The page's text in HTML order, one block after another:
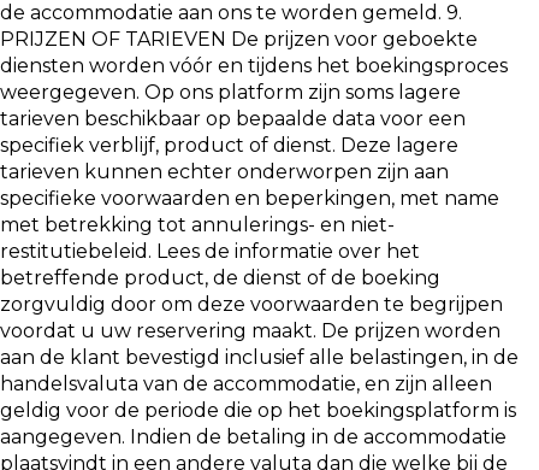
de accommodatie aan ons te worden gemeld. 9.
PRIJZEN OF TARIEVEN De prijzen voor geboekte
diensten worden vóór en tijdens het boekingsproces
weergegeven. Op ons platform zijn soms lagere
tarieven beschikbaar op bepaalde data voor een
specifiek verblijf, product of dienst. Deze lagere
tarieven kunnen echter onderworpen zijn aan
specifieke voorwaarden en beperkingen, met name
met betrekking tot annulerings- en niet-
restitutiebeleid. Lees de informatie over het
betreffende product, de dienst of de boeking
zorgvuldig door om deze voorwaarden te begrijpen
voordat u uw reservering maakt. De prijzen worden
aan de klant bevestigd inclusief alle belastingen, in de
handelsvaluta van de accommodatie, en zijn alleen
geldig voor de periode die op het boekingsplatform is
aangegeven. Indien de betaling in de accommodatie
plaatsvindt in een andere valuta dan die welke bij de